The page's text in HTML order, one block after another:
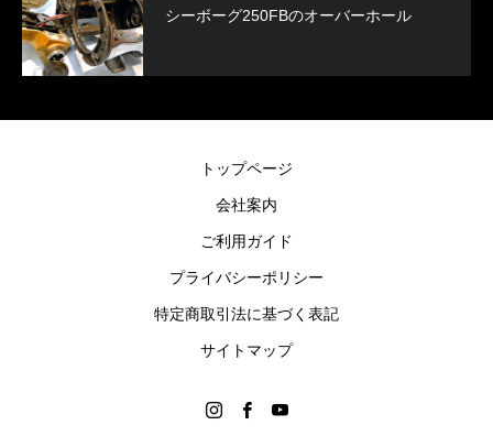
2023.03.21 2023.02.06
シーボーグ250FBのオーバーホール
トップページ
会社案内
ご利用ガイド
プライバシーポリシー
特定商取引法に基づく表記
サイトマップ